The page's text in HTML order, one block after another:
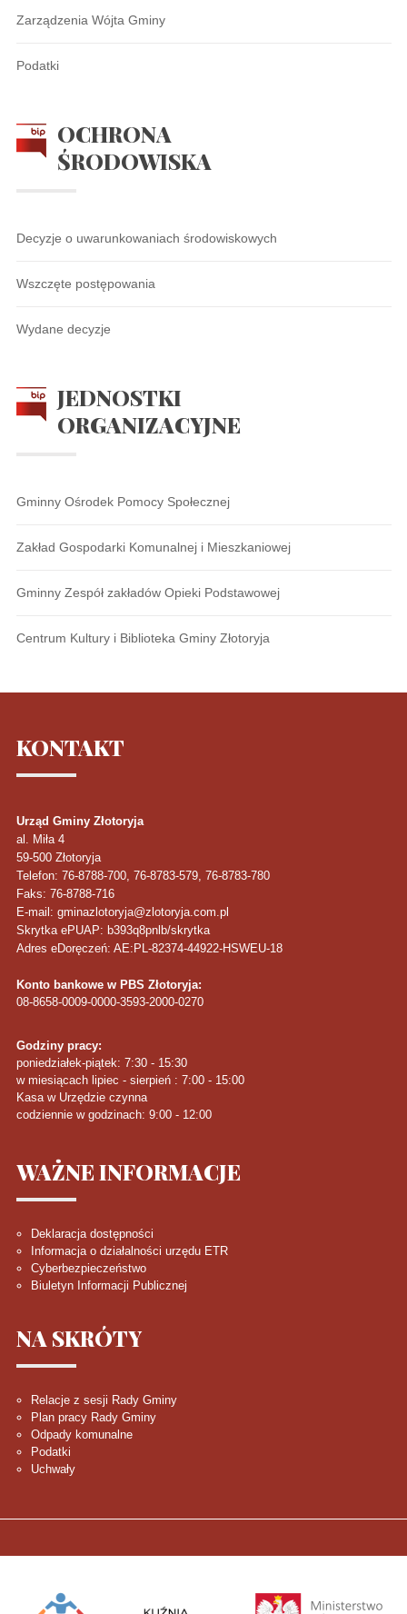
Zarządzenia Wójta Gminy
Podatki
OCHRONA
ŚRODOWISKA
Decyzje o uwarunkowaniach środowiskowych
Wszczęte postępowania
Wydane decyzje
JEDNOSTKI
ORGANIZACYJNE
Gminny Ośrodek Pomocy Społecznej
Zakład Gospodarki Komunalnej i Mieszkaniowej
Gminny Zespół zakładów Opieki Podstawowej
Centrum Kultury i Biblioteka Gminy Złotoryja
KONTAKT
Urząd Gminy Złotoryja
al. Miła 4
59-500 Złotoryja
Telefon: 76-8788-700, 76-8783-579, 76-8783-780
Faks: 76-8788-716
E-mail: gminazlotoryja@zlotoryja.com.pl
Skrytka ePUAP: b393q8pnlb/skrytka
Adres eDoręczeń: AE:PL-82374-44922-HSWEU-18
Konto bankowe w PBS Złotoryja:
08-8658-0009-0000-3593-2000-0270
Godziny pracy:
poniedziałek-piątek: 7:30 - 15:30
w miesiącach lipiec - sierpień : 7:00 - 15:00
Kasa w Urzędzie czynna
codziennie w godzinach: 9:00 - 12:00
WAŻNEINFORMACJE
Deklaracja dostępności
Informacja o działalności urzędu ETR
Cyberbezpieczeństwo
Biuletyn Informacji Publicznej
NA SKRÓTY
Relacje z sesji Rady Gminy
Plan pracy Rady Gminy
Odpady komunalne
Podatki
Uchwały